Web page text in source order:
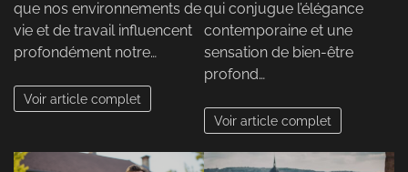
que nos environnements de
vie et de travail influencent
profondément notre…
Voir article complet
qui conjugue l’élégance
contemporaine et une
sensation de bien-être
profond…
Voir article complet